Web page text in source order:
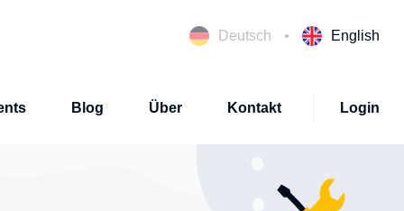
Deutsch English
Blog Über Kontakt Login